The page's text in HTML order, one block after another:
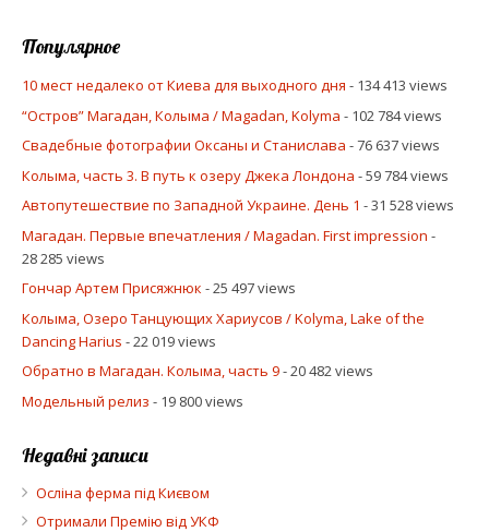
Популярное
10 мест недалеко от Киева для выходного дня - 134 413 views
“Остров” Магадан, Колыма / Magadan, Kolyma - 102 784 views
Свадебные фотографии Оксаны и Станислава - 76 637 views
Колыма, часть 3. В путь к озеру Джека Лондона - 59 784 views
Автопутешествие по Западной Украине. День 1 - 31 528 views
Магадан. Первые впечатления / Magadan. First impression -
28 285 views
Гончар Артем Присяжнюк - 25 497 views
Колыма, Озеро Танцующих Хариусов / Kolyma, Lake of the
Dancing Harius - 22 019 views
Обратно в Магадан. Колыма, часть 9- 20 482 views
Модельный релиз - 19 800 views
Недавні записи
Осліна ферма під Києвом
Отримали Премію від УКФ